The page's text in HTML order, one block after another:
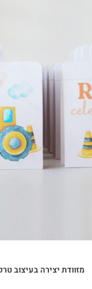
מזוודת יצירה בעיצוב